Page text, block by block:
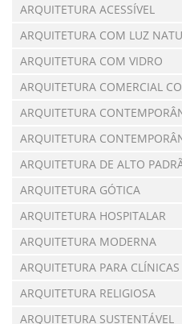
ARQUITETURA ACESSÍVEL
ARQUITETURA COM LUZ
ARQUITETURA COM VIDRO
ARQUITETURA COMERCIAL
ARQUITETURA
ARQUITETURA
ARQUITETURA DE ALTO
ARQUITETURA GÓTICA
ARQUITETURA HOSPITALAR
ARQUITETURA MODERNA
ARQUITETURA PARA CLÍNICAS
ARQUITETURA RELIGIOSA
ARQUITETURA SUSTENTÁVEL